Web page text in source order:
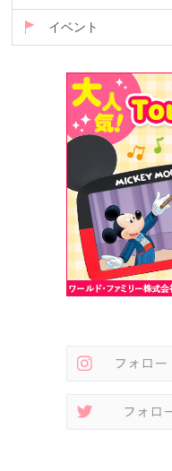
イベント